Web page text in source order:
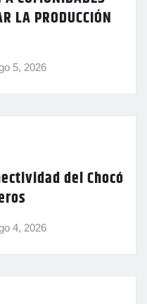
LA PRODUCCIÓN
5, 2026
del Chocó
4, 2026